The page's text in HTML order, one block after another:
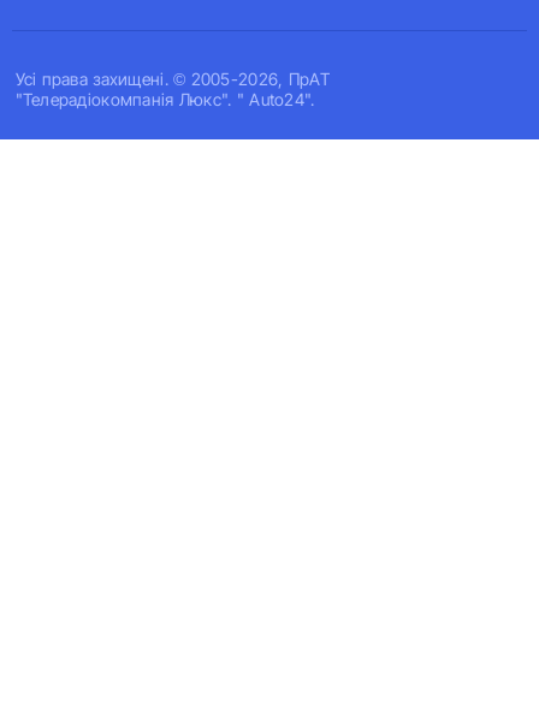
Усi права захищенi. © 2005-2026, ПрАТ
"Телерадіокомпанія Люкс". " Auto24".